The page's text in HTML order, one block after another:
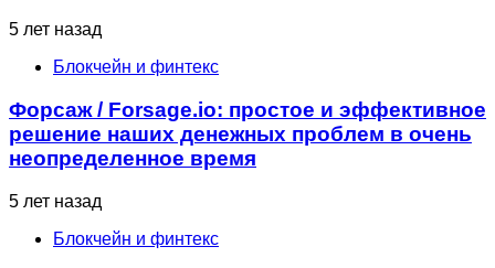
5 лет назад
Блокчейн и финтекс
Форсаж / Forsage.io: простое и эффективное
решение наших денежных проблем в очень
неопределенное время
5 лет назад
Блокчейн и финтекс